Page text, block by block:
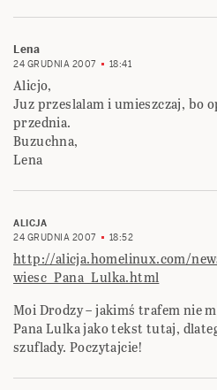
Lena
24 GRUDNIA 2007 18:41
Alicjo,
Juz przeslalam i umieszczaj, bo
przednia.
Buzuchna,
Lena
ALICJA
24 GRUDNIA 2007
18:52
http://alicja.homelinux.com/
wiesc_Pana_Lulka.html
Moi Drodzy – jakimś trafem nie
Pana Lulka jako tekst tutaj,
szuflady. Poczytajcie!